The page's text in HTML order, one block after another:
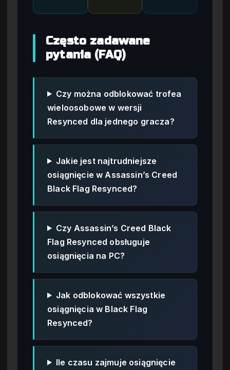
Często zadawane
pytania (FAQ)
Czy można odblokować trofea
wieloosobowe w wersji
Resynced dla jednego gracza?
Jakie jest najtrudniejsze
osiągnięcie w Assassin’s Creed
Black Flag Resynced?
Czy Assassin’s Creed Black
Flag Resynced obsługuje
osiągnięcia na PC?
Jak odblokować wszystkie
osiągnięcia w Black Flag
Resynced?
Ile czasu zajmuje osiągnięcie